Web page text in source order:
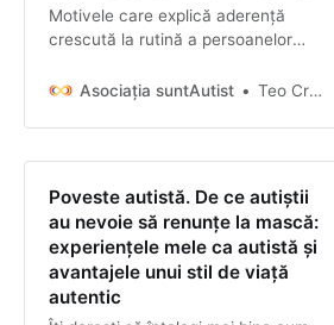
Motivele care explică aderență
crescută la rutină a persoanelor
acestea o manifestă față de
această temă prin nevoia sa de
certitudine, control și confort (greu
exemplu relevant din viața sa.
Asociația suntAutist Teo Cristea-Mocian
Poveste autistă. De ce autiștii
au nevoie să renunțe la mască:
experiențele mele ca autistă și
avantajele unui stil de viață
autentic